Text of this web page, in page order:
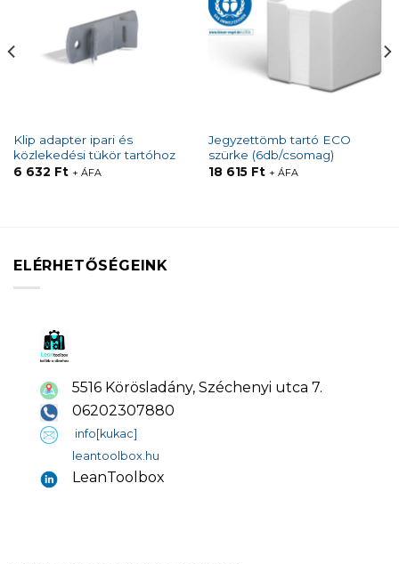
Klip adapter ipari és
közlekedési tükör tartóhoz
6 632 Ft + ÁFA
Jegyzettömb tartó ECO
szürke (6db/csomag)
18 615 Ft + ÁFA
ELÉRHETŐSÉGEINK
5516 Körösladány, Széchenyi utca 7.
06202307880
info[kukac]
leantoolbox.hu
LeanToolbox